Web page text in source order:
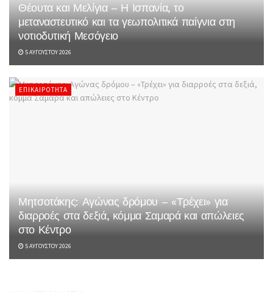
Θέουτα και Μελίγια – Η Ισπανία, το
μεταναστευτικό και τα γεωπολιτικά παίγνια στη
νοτιοδυτική Μεσόγειο
5 ΑΥΓΟΎΣΤΟΥ 2026
ΕΠΙΚΑΙΡΌΤΗΤΑ
Μητσοτάκης: Αγώνας δρόμου – «Τρέχει» για
διαρροές στα δεξιά, κόμμα Σαμαρά και απώλειες
στο Κέντρο
5 ΑΥΓΟΎΣΤΟΥ 2026